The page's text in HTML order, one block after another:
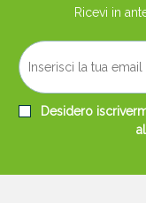
Ricevi in
Desidero